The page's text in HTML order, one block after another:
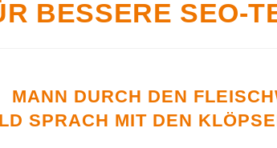
BESSERE SEO-
MANN DURCH DEN
SPRACH MIT DEN